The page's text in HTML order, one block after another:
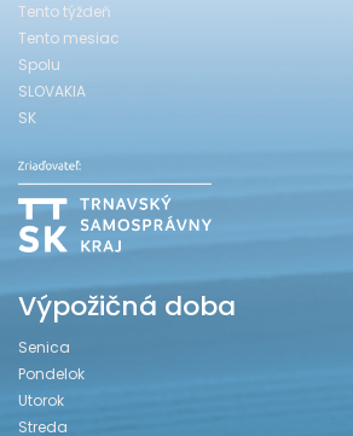
Tento týždeň
Tento mesiac
Spolu
SLOVAKIA
SK
Výpožičná doba
Senica
Pondelok
Utorok
Streda